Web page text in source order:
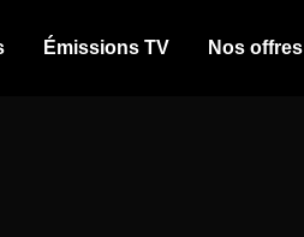
Émissions TV Nos offres